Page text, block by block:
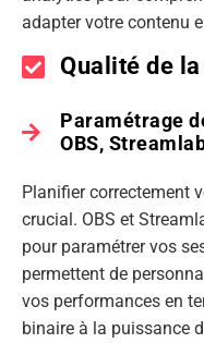
adapter votre contenu
Qualité de
Paramétrage
OBS,
Planifier correctement
crucial. OBS et
pour paramétrer vos
permettent de
vos performances en
binaire à la puissance